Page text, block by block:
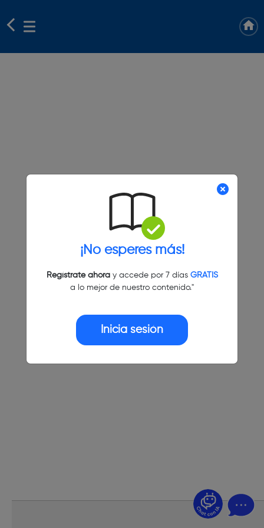
¡No esperes más!
Regístrate ahoray accede por 7 días GRATIS
a lo mejor de nuestro contenido."
Inicia sesión